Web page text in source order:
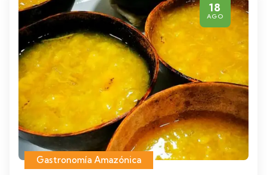
18
AGO
Gastronomía Amazónica